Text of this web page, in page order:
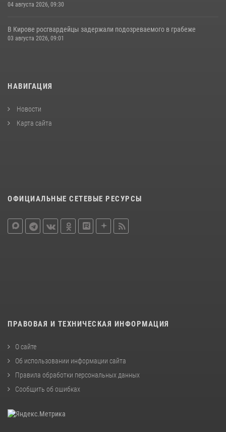
04 августа 2026, 09:30
В Кирове росгвардейцы задержали подозреваемого в грабеже
03 августа 2026, 09:01
НАВИГАЦИЯ
Новости
Карта сайта
ОФИЦИАЛЬНЫЕ СЕТЕВЫЕ РЕСУРСЫ
ПРАВОВАЯ И ТЕХНИЧЕСКАЯ ИНФОРМАЦИЯ
О сайте
Об использовании информации сайта
Правила обработки персональных данных
Сообщить об ошибках